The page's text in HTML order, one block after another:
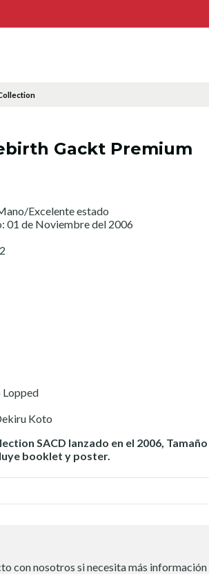
Gackt Premium
Excelente estado
01 de Noviembre del 2006
Lopped
Koto
SACD lanzado en el 2006,
booklet y poster.
con nosotros si necesita más